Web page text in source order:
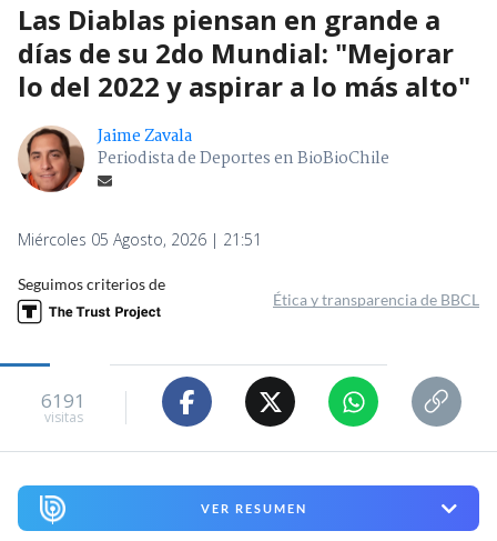
Las Diablas piensan en grande a
días de su 2do Mundial: "Mejorar
lo del 2022 y aspirar a lo más alto"
Jaime Zavala
Periodista de Deportes en BioBioChile
Miércoles 05 Agosto, 2026 | 21:51
Seguimos criterios de
Ética y transparencia de BBCL
6191
visitas
VER RESUMEN